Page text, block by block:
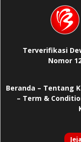
Terverifikasi
Nomor
Beranda – Tentang
– Term &